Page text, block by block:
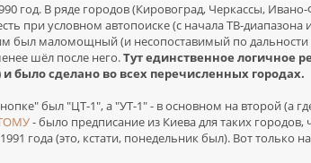
год. В ряде городов (Кировоград, Черкассы,
при условном автопоиске (с начала ТВ-
был маломощный (и несопоставимый по
шёл после него.Тут единственное логичное
и было сделано во всех перечисленных городах.
был "ЦТ-1", а "УТ-1" - в основном на второй (а
- было предписание из Киева для таких
года (это, кстати, понедельник был). Вот